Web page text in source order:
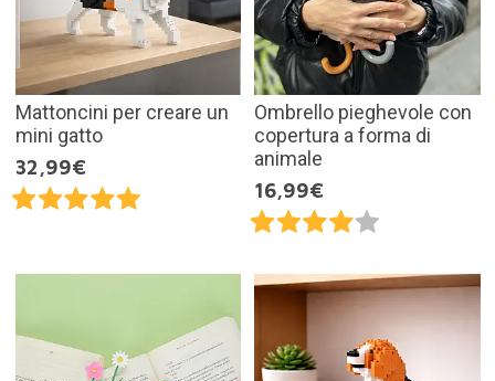
Mattoncini per creare un
mini gatto
32,99€
Ombrello pieghevole con
copertura a forma di
animale
16,99€